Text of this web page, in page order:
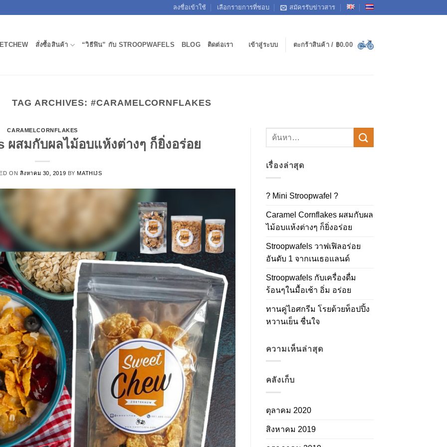
ลงชื่อเข้าใช้ เลือกรายการที่ชอบ สมัครรับข่าวสาร
สั่งซื้อสินค้า “วิธีฟิน” กับ STROOPWAFELS BLOG ติดต่อเรา เข้าสู่ระบบ ตะกร้าสินค้า / ฿0.00
TAG ARCHIVES:#CARAMELCORNFLAKES
CARAMELCORNFLAKES
ผสมกับผลไม้อบแห้งต่างๆ ก็ยิ่งอร่อย
ON สิงหาคม 30, 2019 BYMATHIJS
เรื่องล่าสุด
? Mini Stroopwafel ?
Caramel Cornflakes ผสมกับผล
ไม้อบแห้งต่างๆ ก็ยิ่งอร่อย
Stroopwafels วาฟเฟิลอร่อย
อันดับ 1 จากเนเธอแลนด์
Stroopwafels กับเครื่องดื่ม
ร้อนๆในมื้อเช้า อิ่ม อร่อย
ทานคู่ไอศกรีม โรยด้วยท็อปปิ้ง
หวานเย็น ชื่นใจ
ความเห็นล่าสุด
คลังเก็บ
ตุลาคม 2020
สิงหาคม 2019